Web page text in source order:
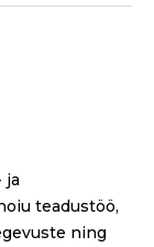
ja
teadustöö,
ning